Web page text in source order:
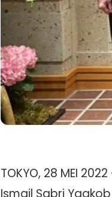
TOKYO, 28 MEI
Ismail Sabri